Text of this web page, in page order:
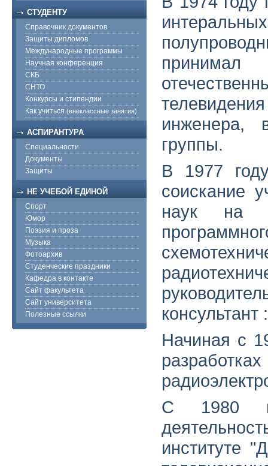
СТУДЕНТУ
Справочник документов
Защиты дипломов
Международные программы
Научная конференция
СКБ
СНТО
Конкурсы и стипендии
Как учиться (внеклассные занятия)
АСПИРАНТУРА
Специальности
Документы
Защиты
НЕ УЧЕБОЙ ЕДИНОЙ
Спорт
Юмор
Поэзия и проза
Музыка
Фотоархив
Студенческие праздники
Кафедра в контакте
Сайт факультета
Сайт университета
Полезные ссылки
принимал
инженера,
группы.
В 1977
соискание
наук на
Начиная с
С 1980
институте